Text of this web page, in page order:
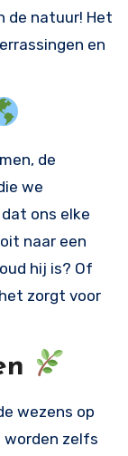
de natuur! Het
en
de
we
ons elke
naar een
hij is? Of
zorgt voor
wezens op
worden zelfs